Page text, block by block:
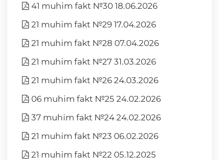
41 muhim fakt №30 18.06.2026
21 muhim fakt №29 17.04.2026
21 muhim fakt №28 07.04.2026
21 muhim fakt №27 31.03.2026
21 muhim fakt №26 24.03.2026
06 muhim fakt №25 24.02.2026
37 muhim fakt №24 24.02.2026
21 muhim fakt №23 06.02.2026
21 muhim fakt №22 05.12.2025